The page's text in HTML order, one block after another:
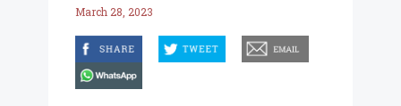
March 28, 2023